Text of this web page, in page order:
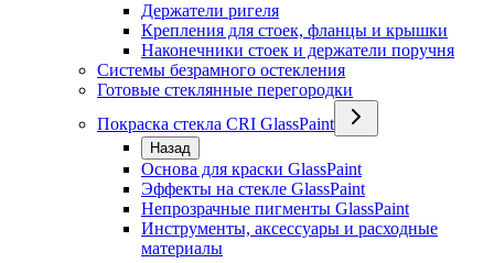
Держатели ригеля
Крепления для стоек, фланцы и крышки
Наконечники стоек и держатели поручня
Системы безрамного остекления
Готовые стеклянные перегородки
Покраска стекла CRI GlassPaint
Назад
Основа для краски GlassPaint
Эффекты на стекле GlassPaint
Непрозрачные пигменты GlassPaint
Инструменты, аксессуары и расходные
материалы